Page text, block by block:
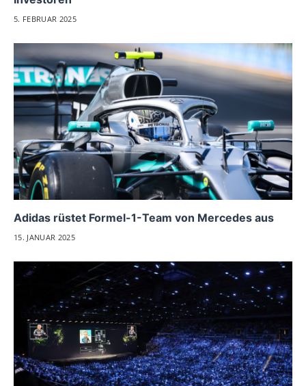
5. FEBRUAR 2025
Adidas rüstet Formel-1-Team von Mercedes aus
15. JANUAR 2025